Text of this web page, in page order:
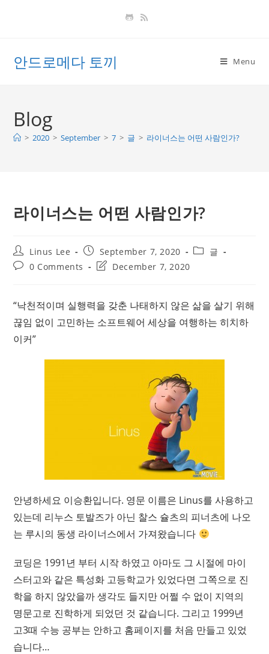
안드로메다 토끼 Menu
Blog
> 2020 > September > 7 > 글 > 라이너스는 어떤 사람인가?
라이너스는 어떤 사람인가?
Post
author:
Linus Lee
Post
published:
September 7, 2020
Post글
Post0 Comments
PostDecember 7, 2020
“낙천적이며 실행력을 갖춘 나태하지 않은 삶을 살기 위해
끊임 없이 고민하는 소프트웨어 세상을 여행하는 히치하
이커”
안녕하세요 이승환입니다. 영문 이름은 Linus를 사용하고
있는데 리누스 토발즈가 아닌 찰스 슐츠의 피너츠에 나오
는 루시의 동생 라이너스에서 가져왔습니다
코딩은 1991년 부터 시작 하였고 아마도 그 시절에 마이
스터고와 같은 특성화 고등학교가 있었다면 그쪽으로 진
학을 하지 않았을까 생각도 들지만 어쩔 수 없이 지역의
명문고로 진학하게 되었던 것 같습니다. 그리고 1999년
고3때 수능 공부는 안하고 홈페이지를 처음 만들고 있었
습니다…